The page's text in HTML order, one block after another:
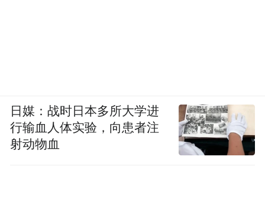
日媒：战时日本多所大学进
行输血人体实验，向患者注
射动物血